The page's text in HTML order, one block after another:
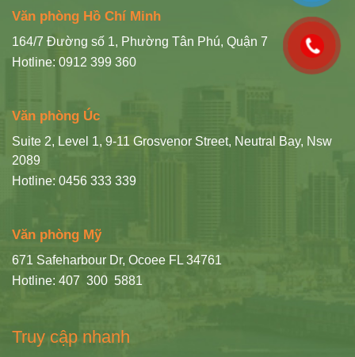
Văn phòng Hồ Chí Minh
164/7 Đường số 1, Phường Tân Phú, Quận 7
Hotline: 0912 399 360
Văn phòng Úc
Suite 2, Level 1, 9-11 Grosvenor Street, Neutral Bay, Nsw
2089
Hotline: 0456 333 339
Văn phòng Mỹ
671 Safeharbour Dr, Ocoee FL 34761
Hotline: 407 300 5881
Truy cập nhanh